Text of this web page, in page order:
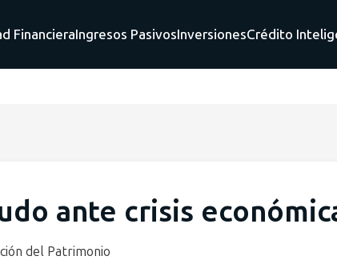
FinancieraIngresos PasivosInversionesCrédito
ante crisis
del Patrimonio